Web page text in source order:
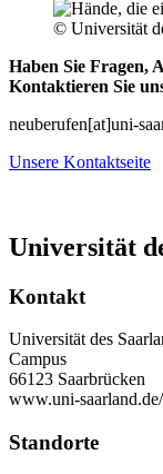
© Universität
Haben Sie Fragen,
Kontaktieren Sie
neuberufen[at]uni-
Unsere Kontaktseite
Universität
Kontakt
Universität des
Campus
66123 Saarbrücken
www.uni-
Standorte